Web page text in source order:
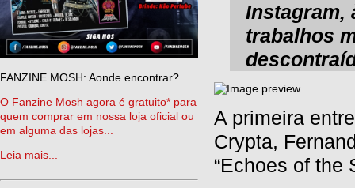
FANZINE MOSH: Aonde encontrar?
O Fanzine Mosh agora é gratuito* para
quem comprar em nossa loja oficial ou
em alguma das lojas...
Leia mais...
Instagram,
trabalhos
A primeira
Crypta,
“Echoes of the